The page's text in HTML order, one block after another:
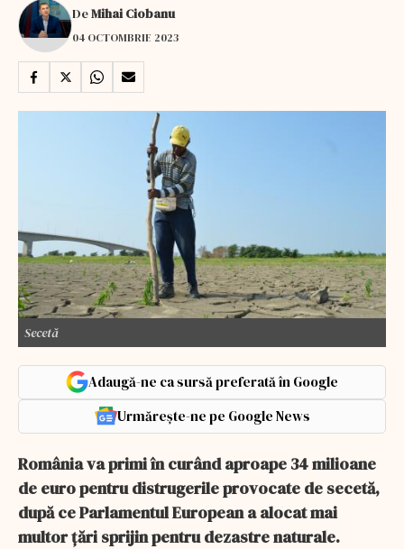
DeMihai Ciobanu
04 OCTOMBRIE 2023
Secetă
Adaugă-ne ca sursă preferată în Google
Urmărește-ne pe Google News
România va primi în curând aproape 34 milioane
de euro pentru distrugerile provocate de secetă,
după ce Parlamentul European a alocat mai
multor țări sprijin pentru dezastre naturale.